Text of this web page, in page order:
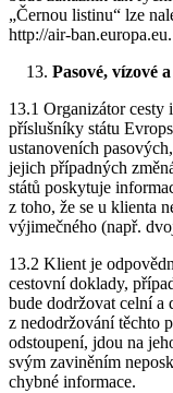
„Černou listinu“ lze
http://air-ban.europa.eu.
Pasové, vízové
13.1 Organizátor cesty
příslušníky státu
ustanoveních
jejich případných
států poskytuje
z toho, že se u klienta
výjimečného (např.
13.2 Klient je
cestovní doklady,
bude dodržovat celní a
z nedodržování těchto
odstoupení, jdou na
svým zaviněním
chybné informace.